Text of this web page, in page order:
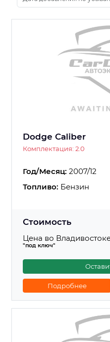
Dodge Caliber
Комплектация: 2.0
Год/Месяц: 2007/12
Топливо: Бензин
Стоимость
Цена во
"под ключ"
Подробнее